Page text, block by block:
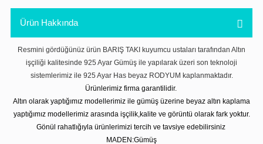
Ürün Hakkında
Resmini gördüğünüz ürün BARIŞ TAKI kuyumcu ustaları tarafından Altın
işçiliği kalitesinde 925 Ayar Gümüş ile yapılarak üzeri son teknoloji
sistemlerimiz ile 925 Ayar Has beyaz RODYUM kaplanmaktadır.
Ürünlerimiz firma garantilidir.
Altın olarak yaptığımız modellerimiz ile gümüş üzerine beyaz altın kaplama
yaptığımız modellerimiz arasında işçilik,kalite ve görüntü olarak fark yoktur.
Gönül rahatlığıyla ürünlerimizi tercih ve tavsiye edebilirsiniz
MADEN:Gümüş